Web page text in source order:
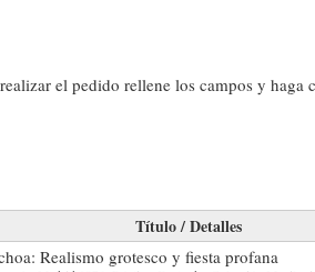
el pedido rellene los campos y haga
Título / Detalles
Realismo grotesco y fiesta profana